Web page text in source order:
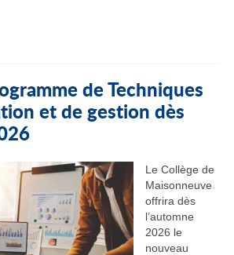
de Techniques
et de gestion dès
Le Collège de
Maisonneuve
offrira dès
l’automne
2026 le
nouveau